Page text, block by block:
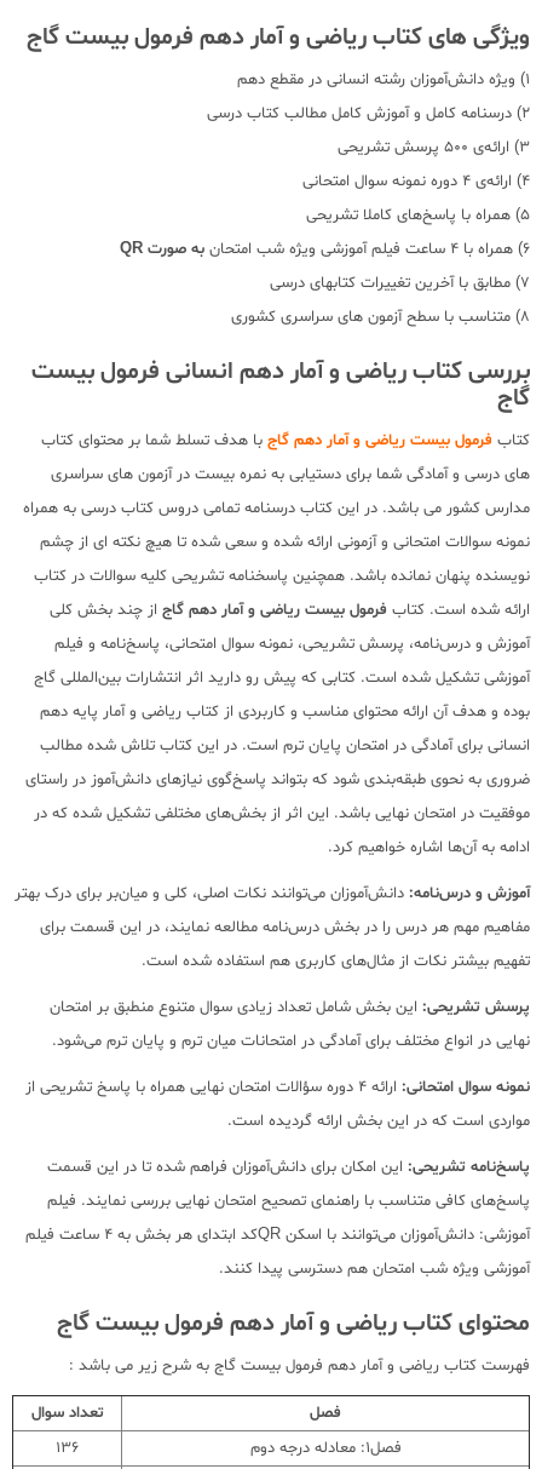
ویژگی های کتاب ریاضی و آمار دهم فرمول بیست گاج
1) ویژه دانش‌آموزان رشته‌ انسانی در مقطع دهم
2) درسنامه کامل و آموزش کامل مطالب کتاب درسی
3) ارائه‌ی 500 پرسش تشریحی
4) ارائه‌ی 4 دوره نمونه سوال امتحانی
5) همراه با پاسخ‌های کاملا تشریحی
6) همراه با 4 ساعت فیلم آموزشی ویژه شب امتحان
به صورت QR
7) مطابق با آخرین تغییرات کتابهای درسی
8) متناسب با سطح آزمون های سراسری کشوری
بررسی کتاب ریاضی و آمار دهم انسانی فرمول بیست
گاج
کتاب فرمول بیست ریاضی و آمار دهم گاج با هدف تسلط شما بر محتوای کتاب
های درسی و آمادگی شما برای دستیابی به نمره بیست در آزمون های سراسری
مدارس کشور می باشد. در این کتاب درسنامه تمامی دروس کتاب درسی به همراه
نمونه سوالات امتحانی و آزمونی ارائه شده و سعی شده تا هیچ نکته ای از چشم
نویسنده پنهان نمانده باشد. همچنین پاسخنامه تشریحی کلیه سوالات در کتاب
ارائه شده است. کتاب فرمول بیست ریاضی و آمار دهم گاج از چند بخش کلی
آموزش و درس‌نامه، پرسش تشریحی، نمونه سوال امتحانی، پاسخ‌نامه و فیلم
آموزشی تشکیل شده است. کتابی که پیش‌ رو دارید اثر انتشارات بین‌المللی گاج
بوده و هدف آن ارائه محتوای مناسب و کاربردی از کتاب ریاضی و آمار پایه دهم
انسانی برای آمادگی در امتحان پایان ترم است. در این کتاب تلاش شده مطالب
ضروری به نحوی طبقه‌بندی شود که بتواند پاسخ‌گوی نیازهای دانش‌آموز در راستای
موفقیت در امتحان نهایی باشد. این اثر از بخش‌های مختلفی تشکیل شده که در
ادامه به آن‌ها اشاره خواهیم کرد.
آموزش و درس‌نامه: دانش‌آموزان می‌توانند نکات اصلی، کلی و میان‌بر برای درک بهتر
مفاهیم مهم هر درس را در بخش درس‌نامه مطالعه نمایند، در این قسمت برای
تفهیم بیشتر نکات از مثال‌های کاربری هم استفاده شده است.
پرسش تشریحی: این بخش شامل تعداد زیادی سوال متنوع منطبق بر امتحان
نهایی در انواع مختلف برای آمادگی در امتحانات میان ترم و پایان ترم می‌شود.
نمونه سوال امتحانی:
ارائه 4 دوره سؤالات امتحان نهایی همراه با پاسخ تشریحی از
مواردی است که در این بخش ارائه گردیده است.
پاسخ‌نامه تشریحی: این امکان برای دانش‌آموزان فراهم شده تا در این قسمت
پاسخ‌های کافی متناسب با راهنمای تصحیح امتحان نهایی بررسی نمایند. فیلم
آموزشی: دانش‌آموزان می‌توانند با اسکن QRکد ابتدای هر بخش به 4 ساعت فیلم
آموزشی ویژه شب امتحان هم دسترسی پیدا کنند.
محتوای کتاب ریاضی و آمار دهم فرمول بیست گاج
فهرست کتاب ریاضی و آمار دهم فرمول بیست گاج به شرح زیر می باشد :
فصل
تعداد سوال
فصل1: معادله درجه دوم
136